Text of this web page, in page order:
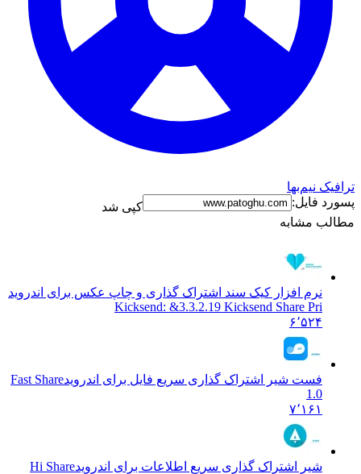
ترافیک نیم‌بها
پسورد فایل:
کپی شد
مطالب مشابه
نرم افزار کیک سند اشتراک گذاری و چاپ عکس برای اندروید
Kicksend: &3.3.2.19 Kicksend Share Pri
۶٬۵۲۴
فست شیر اشتراک گذاری سریع فایل برای اندرویدFast Share
1.0
۷٬۱۶۱
شیر اشتراک گذاری سریع اطلاعات برای اندرویدHi Share